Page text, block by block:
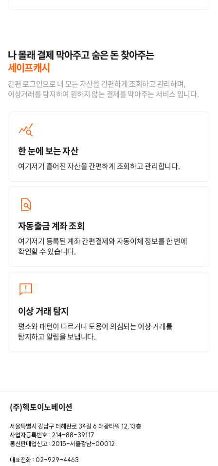
나 몰래 결제 막아주고 숨은 돈 찾아주는
세이프캐시
간편 로그인으로 내 모든 자산을 간편하게 조회하고 관리하며,
이상거래를 탐지하여 원하지 않는 결제를 막아주는 서비스 입니다.
한 눈에 보는 자산
여기저기 흩어진 자산을 간편하게 조회하고 관리합니다.
자동출금 계좌 조회
여기저기 등록된 계좌 간편결제와 자동이체 정보를 한 번에
확인할 수 있습니다.
이상 거래 탐지
평소와 패턴이 다르거나 도용이 의심되는 이상 거래를
탐지하고 알림을 보냅니다.
(주)헥토이노베이션
서울특별시 강남구 테헤란로 34길 6 태광타워 12,13층
사업자등록번호 : 214-88-39117
통신판매업신고 : 2015-서울강남-00012
대표전화 : 02-929-4463